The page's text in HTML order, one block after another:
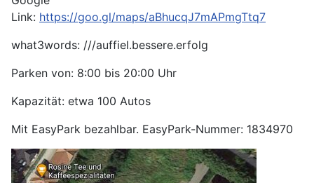
Link: https://goo.gl/maps/aBhucqJ7mAPmgTtq7
what3words: ///auffiel.bessere.erfolg
Parken von: 8:00 bis 20:00 Uhr
Kapazität: etwa 100 Autos
Mit EasyPark bezahlbar. EasyPark-Nummer: 1834970